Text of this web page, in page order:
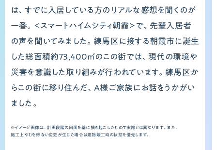
と
が
子
ど
も
は、すでに入居している方のリアルな感想を聞くのが
一番。＜スマートハイムシティ朝霞＞で、先輩入居者
の声を聞いてみました。練馬区に接する朝霞市に誕生
した総面積約73,400㎡のこの街では、現代の環境や
災害を意識した取り組みが行われています。練馬区か
らこの街に移り住んだ、A様ご家族にお話をうかがい
ました。
※イメージ画像は、計画段階の図面を基に描き起こしたもので実際とは異なります。また、
施工上やむを得ない変更が生じた場合は建物竣工時の状態を優先します。